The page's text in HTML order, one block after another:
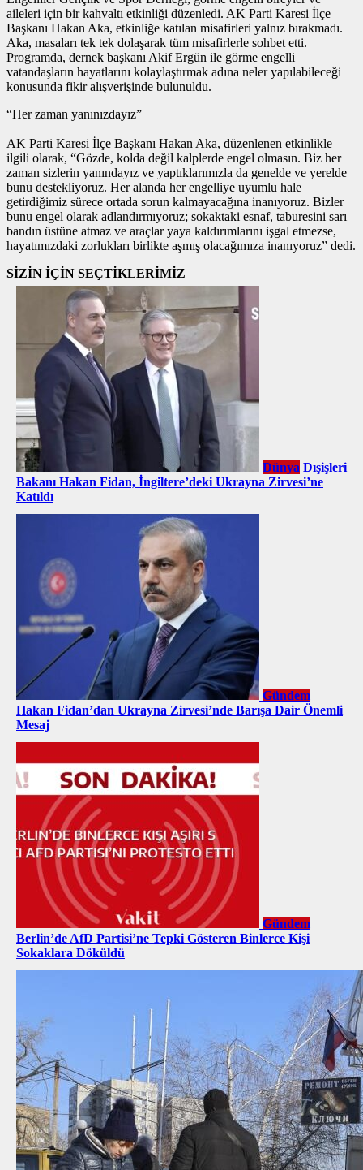
aileleri için bir kahvaltı etkinliği düzenledi. AK Parti Karesi İlçe
Başkanı Hakan Aka, etkinliğe katılan misafirleri yalnız bırakmadı.
Aka, masaları tek tek dolaşarak tüm misafirlerle sohbet etti.
Programda, dernek başkanı Akif Ergün ile görme engelli
vatandaşların hayatlarını kolaylaştırmak adına neler yapılabileceği
konusunda fikir alışverişinde bulunuldu.
“Her zaman yanınızdayız”
AK Parti Karesi İlçe Başkanı Hakan Aka, düzenlenen etkinlikle
ilgili olarak, “Gözde, kolda değil kalplerde engel olmasın. Biz her
zaman sizlerin yanındayız ve yaptıklarımızla da genelde ve yerelde
bunu destekliyoruz. Her alanda her engelliye uyumlu hale
getirdiğimiz sürece ortada sorun kalmayacağına inanıyoruz. Bizler
bunu engel olarak adlandırmıyoruz; sokaktaki esnaf, taburesini sarı
bandın üstüne atmaz ve araçlar yaya kaldırımlarını işgal etmezse,
hayatımızdaki zorlukları birlikte aşmış olacağımıza inanıyoruz” dedi.
SİZİN İÇİN SEÇTİKLERİMİZ
Dünya Dışişleri
Bakanı Hakan Fidan, İngiltere’deki Ukrayna Zirvesi’ne
Katıldı
Gündem
Hakan Fidan’dan Ukrayna Zirvesi’nde Barışa Dair Önemli
Mesaj
Gündem
Berlin’de AfD Partisi’ne Tepki Gösteren Binlerce Kişi
Sokaklara Döküldü